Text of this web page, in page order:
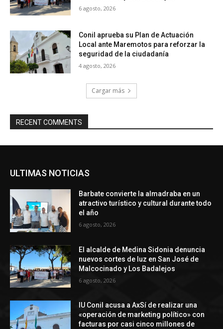
6 agosto, 2026
Conil aprueba su Plan de Actuación
Local ante Maremotos para reforzar la
seguridad de la ciudadanía
4 agosto, 2026
Cargar más
RECENT COMMENTS
ULTIMAS NOTICIAS
Barbate convierte la almadraba en un
atractivo turístico y cultural durante todo
el año
6 agosto, 2026
El alcalde de Medina Sidonia denuncia
nuevos cortes de luz en San José de
Malcocinado y Los Badalejos
6 agosto, 2026
IU Conil acusa a AxSí de realizar una
«operación de marketing político» con
facturas por casi cinco millones de